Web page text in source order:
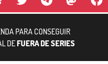
PARA CONSEGUIR
DEFUERA DE SERIES